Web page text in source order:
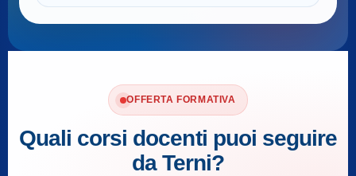
OFFERTA FORMATIVA
Quali corsi docenti puoi seguire
da Terni?